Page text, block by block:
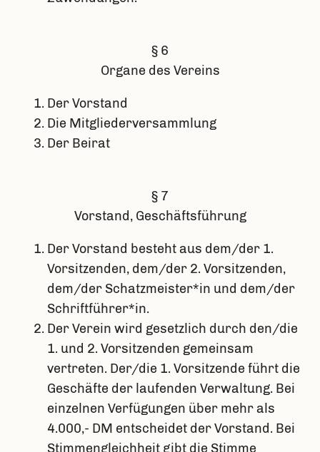
§ 6
Organe des Vereins
Der Vorstand
Die Mitgliederversammlung
Der Beirat
§ 7
Vorstand, Geschäftsführung
Der Vorstand besteht aus dem/der 1.
Vorsitzenden, dem/der 2. Vorsitzenden,
dem/der Schatzmeister*in und dem/der
Schriftführer*in.
Der Verein wird gesetzlich durch den/die
1. und 2. Vorsitzenden gemeinsam
vertreten. Der/die 1. Vorsitzende führt die
Geschäfte der laufenden Verwaltung. Bei
einzelnen Verfügungen über mehr als
4.000,- DM entscheidet der Vorstand. Bei
Stimmengleichheit gibt die Stimme